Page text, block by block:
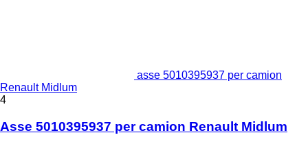
asse 5010395937 per camion
Renault Midlum
4
Asse 5010395937 per camion Renault Midlum